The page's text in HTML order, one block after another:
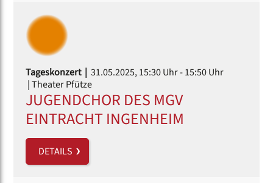
Tageskonzert | 31.05.2025, 15:30 Uhr- 15:50 Uhr
| Theater Pfütze
JUGENDCHOR DES MGV
EINTRACHT INGENHEIM
DETAILS